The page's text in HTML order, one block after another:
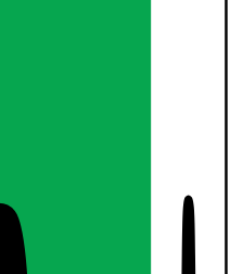
priser
spotlight 6W - lofts spotlight